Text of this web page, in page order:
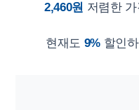
2,460원 저렴한
현재도 9%할인하